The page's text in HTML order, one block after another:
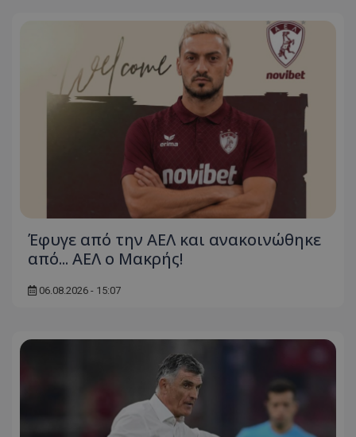
Έφυγε από την ΑΕΛ και ανακοινώθηκε
από... ΑΕΛ ο Μακρής!
06.08.2026 - 15:07